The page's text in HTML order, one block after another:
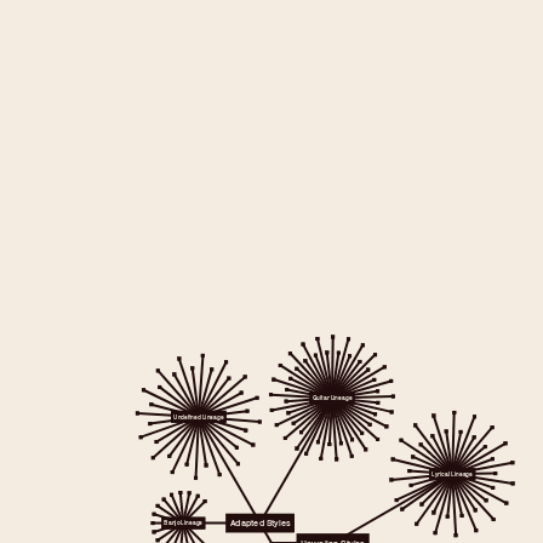
Lyrical Lineage
Adapted Styles
Banjo Lineage
Undefined Lineage
Guitar Lineage